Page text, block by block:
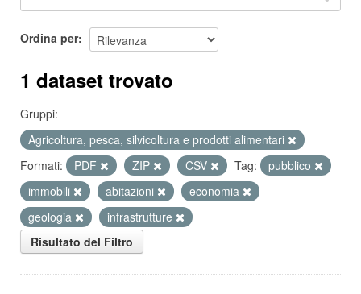
Ordina per
1 dataset trovato
Gruppi:
Agricoltura, pesca, silvicoltura e prodotti alimentari
Formati:
PDF ZIP CSV Tag:
pubblico
immobili
abitazioni
economia
geologia
infrastrutture
Risultato del Filtro